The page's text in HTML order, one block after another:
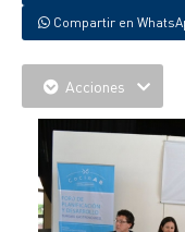
Compartir en
Acciones